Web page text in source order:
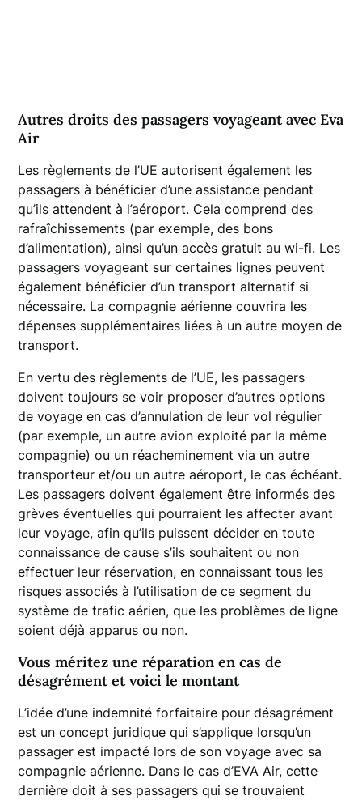
Autres droits des passagers voyageant avec Eva
Air
Les règlements de l’UE autorisent également les
passagers à bénéficier d’une assistance pendant
qu’ils attendent à l’aéroport. Cela comprend des
rafraîchissements (par exemple, des bons
d’alimentation), ainsi qu’un accès gratuit au wi-fi. Les
passagers voyageant sur certaines lignes peuvent
également bénéficier d’un transport alternatif si
nécessaire. La compagnie aérienne couvrira les
dépenses supplémentaires liées à un autre moyen de
transport.
En vertu des règlements de l’UE, les passagers
doivent toujours se voir proposer d’autres options
de voyage en cas d’annulation de leur vol régulier
(par exemple, un autre avion exploité par la même
compagnie) ou un réacheminement via un autre
transporteur et/ou un autre aéroport, le cas échéant.
Les passagers doivent également être informés des
grèves éventuelles qui pourraient les affecter avant
leur voyage, afin qu’ils puissent décider en toute
connaissance de cause s’ils souhaitent ou non
effectuer leur réservation, en connaissant tous les
risques associés à l’utilisation de ce segment du
système de trafic aérien, que les problèmes de ligne
soient déjà apparus ou non.
Vous méritez une réparation en cas de
désagrément et voici le montant
L’idée d’une indemnité forfaitaire pour désagrément
est un concept juridique qui s’applique lorsqu’un
passager est impacté lors de son voyage avec sa
compagnie aérienne. Dans le cas d’EVA Air, cette
dernière doit à ses passagers qui se trouvaient